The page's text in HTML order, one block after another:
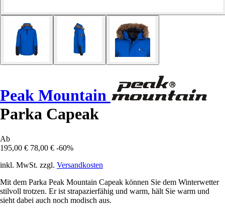
Peak Mountain
Parka Capeak
Ab
195,00 € 78,00 € -60%
inkl. MwSt. zzgl. Versandkosten
Mit dem Parka Peak Mountain Capeak können Sie dem Winterwetter
stilvoll trotzen. Er ist strapazierfähig und warm, hält Sie warm und
sieht dabei auch noch modisch aus.